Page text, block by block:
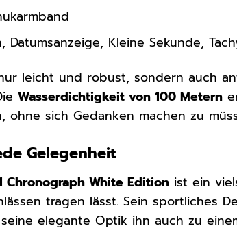
Datumsanzeige, Kleine Sekunde,
leicht und robust, sondern auch
Wasserdichtigkeit von 100 Metern
ohne sich Gedanken machen zu
Gelegenheit
Chronograph White Edition ist ein
tragen lässt. Sein sportliches
elegante Optik ihn auch zu